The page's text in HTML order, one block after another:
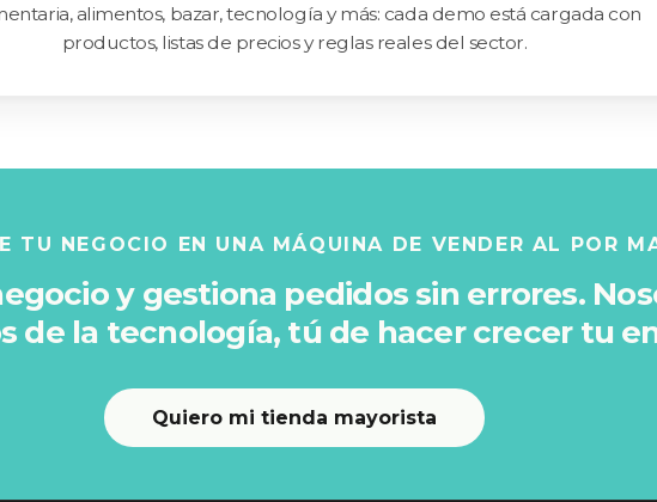
alimentos, bazar, tecnología y más: cada demo está cargada con
productos, listas de precios y reglas reales del sector.
TU NEGOCIO EN UNA MÁQUINA DE VENDER AL POR
y gestiona pedidos sin errores.
de la tecnología, tú de hacer crecer tu
Quiero mi tienda mayorista